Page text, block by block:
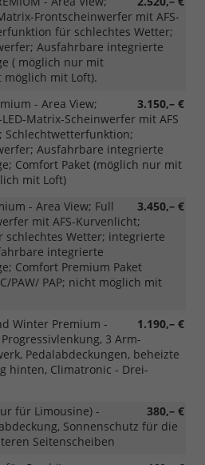
Frontscheinwerfer mit AFS-
für schlechtes Wetter;
Ausfahrbare integrierte
( möglich nur mit
möglich mit Loft).
3.150,– €
- Area View;
Matrix-Scheinwerfer mit AFS
Ausfahrbare integrierte
Comfort Paket (möglich nur mit
mit Loft)
3.450,– €
- Area View; Full
mit AFS-Kurvenlicht;
Wetter; integrierte
integrierte
Comfort Premium Paket
PAW/ PAP; nicht möglich mit
1.190,– €
Winter Premium -
3 Arm-
Pedalabdeckungen, beheizte
hinten, Climatronic - Drei-
380,– €
für Limousine) -
Sonnenschutz für die
Seitenscheiben